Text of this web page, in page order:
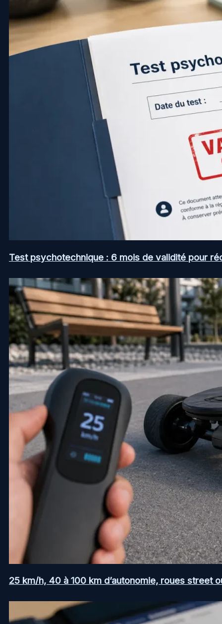
Test psychotechnique : 6 mois de validité pour
25 km/h, 40 à 100 km d’autonomie, roues street